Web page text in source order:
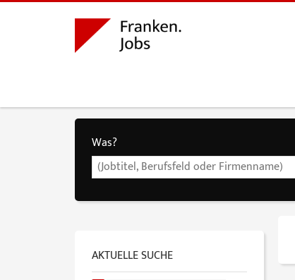
Was?
AKTUELLE SUCHE